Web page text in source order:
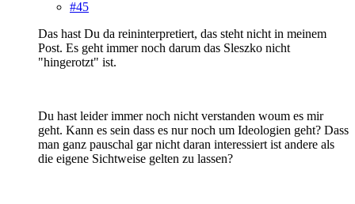
#45
Das hast Du da reininterpretiert, das steht nicht in meinem
Post. Es geht immer noch darum das Sleszko nicht
"hingerotzt" ist.
Du hast leider immer noch nicht verstanden woum es mir
geht. Kann es sein dass es nur noch um Ideologien geht? Dass
man ganz pauschal gar nicht daran interessiert ist andere als
die eigene Sichtweise gelten zu lassen?